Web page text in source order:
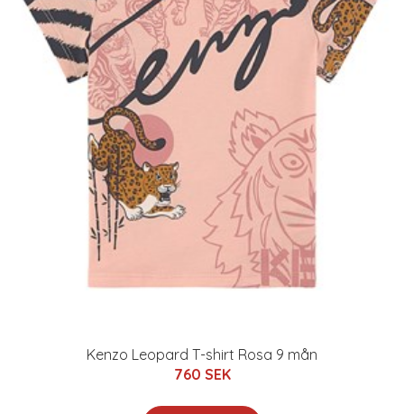
Kenzo Leopard T-shirt Rosa 9 mån
760 SEK